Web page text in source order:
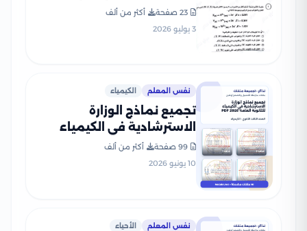
لطلاب الصف الثالث الثانوي
23 صفحة
أكثر من ألف
3 يوليو 2026
نفس المعلم الكيمياء
تجميع نماذج الوزارة
الاسترشادية في الكيمياء
للثانوية العامة 2026 PDF
99 صفحة
أكثر من ألف
10 يونيو 2026
نفس المعلم الأحياء